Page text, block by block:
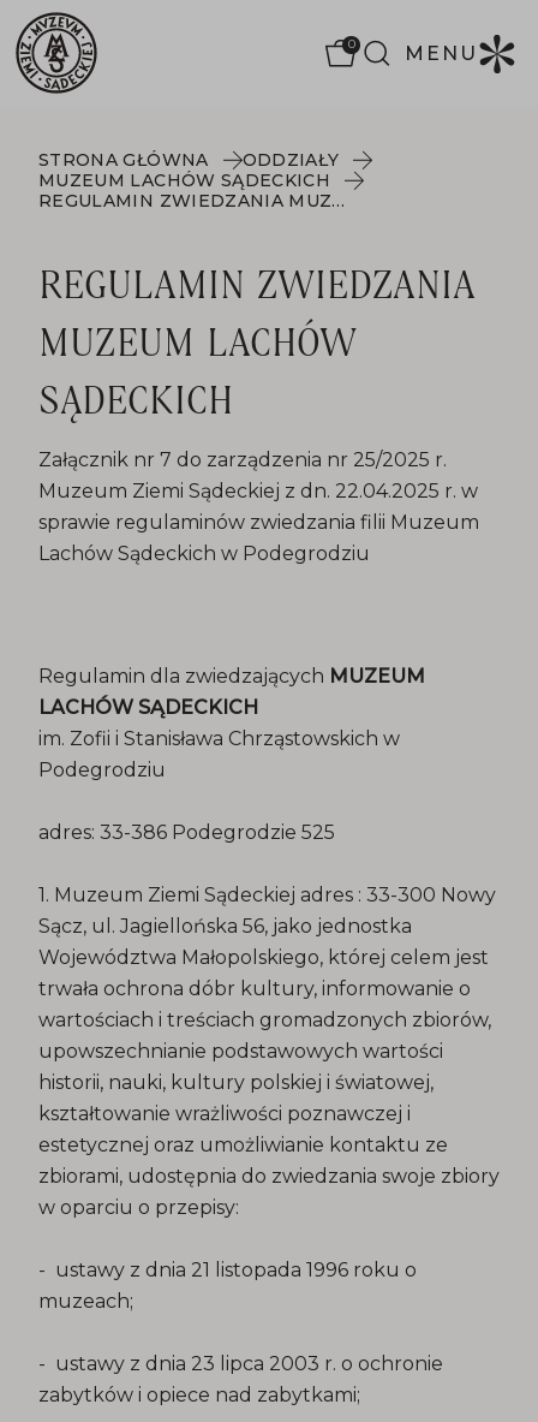
0 MENU
STRONA GŁÓWNA
ODDZIAŁY
MUZEUM LACHÓW SĄDECKICH
REGULAMIN ZWIEDZANIA MUZEUM LACHÓW SĄDECKICH
REGULAMIN ZWIEDZANIA
MUZEUM LACHÓW
SĄDECKICH
Załącznik nr 7 do zarządzenia nr 25/2025 r.
Muzeum Ziemi Sądeckiej z dn. 22.04.2025 r. w
sprawie regulaminów zwiedzania filii Muzeum
Lachów Sądeckich w Podegrodziu
Regulamin dla zwiedzających MUZEUM
LACHÓW SĄDECKICH
im. Zofii i Stanisława Chrząstowskich w
Podegrodziu
adres: 33-386 Podegrodzie 525
1. Muzeum Ziemi Sądeckiej adres : 33-300 Nowy
Sącz, ul. Jagiellońska 56, jako jednostka
Województwa Małopolskiego, której celem jest
trwała ochrona dóbr kultury, informowanie o
wartościach i treściach gromadzonych zbiorów,
upowszechnianie podstawowych wartości
historii, nauki, kultury polskiej i światowej,
kształtowanie wrażliwości poznawczej i
estetycznej oraz umożliwianie kontaktu ze
zbiorami, udostępnia do zwiedzania swoje zbiory
w oparciu o przepisy:
- ustawy z dnia 21 listopada 1996 roku o
muzeach;
- ustawy z dnia 23 lipca 2003 r. o ochronie
zabytków i opiece nad zabytkami;